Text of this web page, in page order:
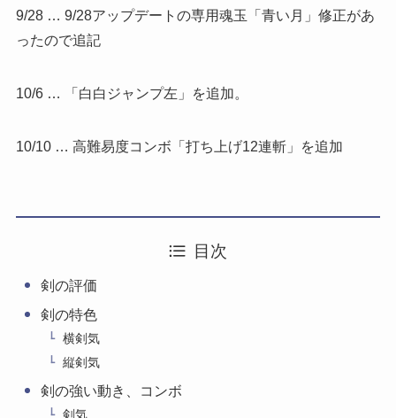
9/28 … 9/28アップデートの専用魂玉「青い月」修正があ
ったので追記
10/6 … 「白白ジャンプ左」を追加。
10/10 … 高難易度コンボ「打ち上げ12連斬」を追加
目次
剣の評価
剣の特色
横剣気
縦剣気
剣の強い動き、コンボ
剣気